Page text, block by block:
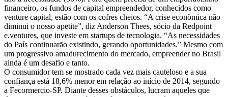
financeiro, os fundos de capital empreendedor, conhecidos como
venture capital, estão com os cofres cheios. “A crise econômica não
diminui o nosso apetite”, diz Anderson Thees, sócio da Redpoint
e.ventures, que investe em startups de tecnologia. “As necessidades
do País continuarão existindo, gerando oportunidades.” Mesmo com
um progressivo amadurecimento do mercado, empreender no Brasil
ainda é um desafio e tanto.
O consumidor tem se mostrado cada vez mais cauteloso e a sua
confiança está 18,6% menor em relação ao início de 2014, segundo
a Fecormercio-SP. Diante desses obstáculos, lucram aqueles que